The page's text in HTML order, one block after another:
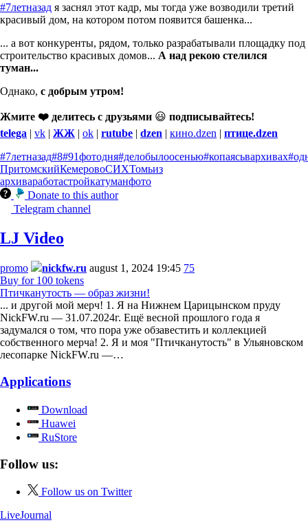
#7летназад я заснял этот кадр, мы тогда уже возводили третий
красивый дом, на котором потом появится башенка...
... а вот конкуренты, рядом, только разрабатывали площадку под
строительство красивых домов... А над рекою стелился
туман...
Однако, с добрым утром!
Жмите ❤️ делитесь с друзьями 😃 подписывайтесь!
telega | vk | ЖЖ | ok | rutube | dzen | кино.dzen | птице.dzen
#7летназад#8#91фотодня#делобылоосенью#копаясьвархивах
ПритомскийКемеровоСИХТомьиз
архиваработастройкатуманфото
Donate to this author
Telegram channel
LJ Video
promo nickfw.ru august 1, 2024 19:45 75
Buy for 100 tokens
Птичканутость — образ жизни!
... и другой мой мерч! 1. Я на Нижнем Царицынском пруду
NickFW.ru — 31.07.2024г. Ещё весной прошлого года я
задумался о том, что пора уже обзавестить и коллекцией
собственного мерча! 2. Я и моя "Птичканутость" в Ульяновском
лесопарке NickFW.ru —…
Applications
Download
Huawei
RuStore
Follow us:
Follow us on Twitter
LiveJournal